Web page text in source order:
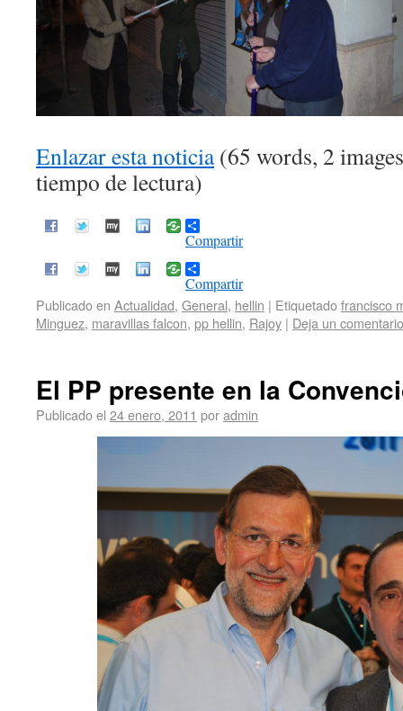
Enlazar esta noticia(65 words, 2
tiempo de lectura)
Compartir
Compartir
Publicado en Actualidad, General, hellin | Etiquetadofrancisco
Minguez, maravillas falcon, pp hellin, Rajoy | Deja un comentario
El PP presente en la
Publicado el 24 enero, 2011 poradmin